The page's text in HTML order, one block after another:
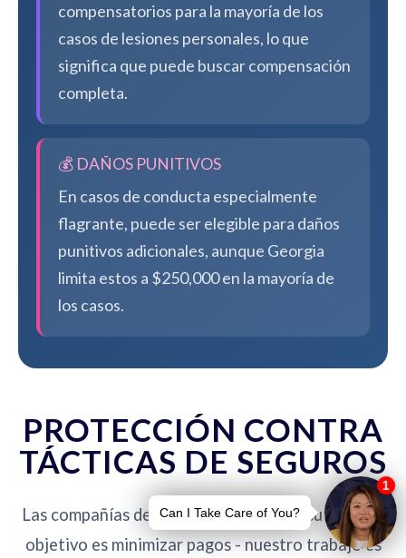
compensatorios para la mayoría de los
casos de lesiones personales, lo que
significa que puede buscar compensación
completa.
💰 DAÑOS PUNITIVOS
En casos de conducta especialmente
flagrante, puede ser elegible para daños
punitivos adicionales, aunque Georgia
limita estos a $250,000 en la mayoría de
los casos.
PROTECCIÓN CONTRA
TÁCTICAS DE SEGUROS
Las compañías de seguros no están de su lado. Su
objetivo es minimizar pagos - nuestro trabajo es